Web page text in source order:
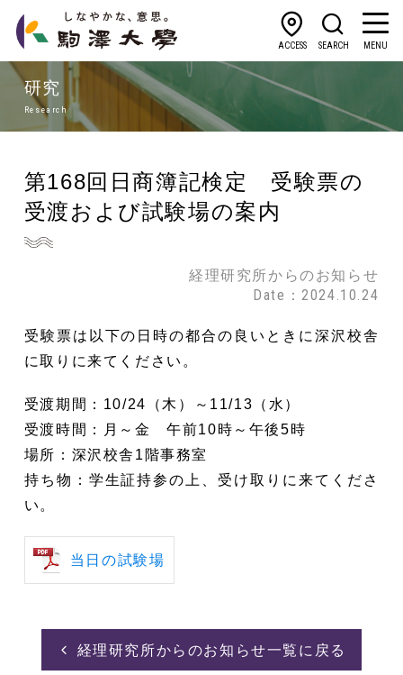
ACCESS SEARCH MENU
研究
Research
第168回日商簿記検定 受験票の
受渡および試験場の案内
経理研究所からのお知らせ
Date：2024.10.24
受験票は以下の日時の都合の良いときに深沢校舎
に取りに来てください。
受渡期間：10/24（木）～11/13（水）
受渡時間：月～金 午前10時～午後5時
場所：深沢校舎1階事務室
持ち物：学生証持参の上、受け取りに来てくださ
い。
当日の試験場
経理研究所からのお知らせ一覧に戻る